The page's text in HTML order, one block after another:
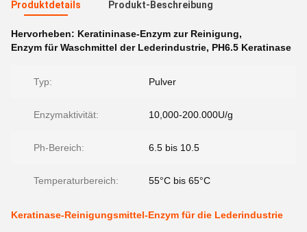
Produktdetails Produkt-Beschreibung
Hervorheben: Keratininase-Enzym zur Reinigung,
Enzym für Waschmittel der Lederindustrie, PH6.5 Keratinase
Typ: Pulver
Enzymaktivität: 10,000-200.000U/g
Ph-Bereich: 6.5 bis 10.5
Temperaturbereich: 55°C bis 65°C
Keratinase-Reinigungsmittel-Enzym für die Lederindustrie